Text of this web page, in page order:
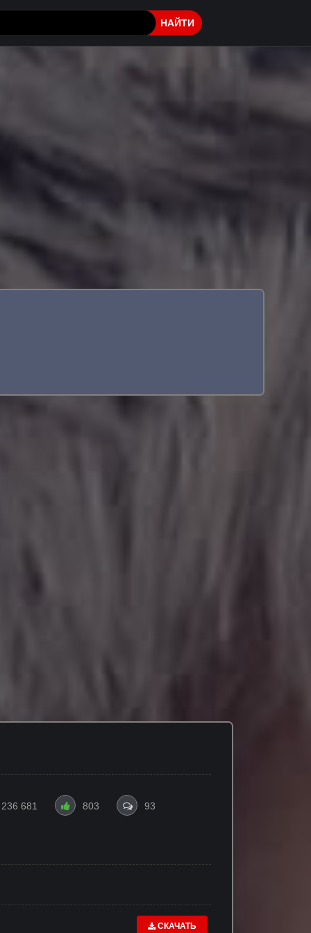
НАЙТИ
236 681 803 93
СКАЧАТЬ